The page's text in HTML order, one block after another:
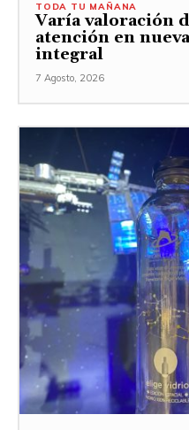
TODA TU MAÑANA
Varía valoración
atención en
integral
7 Agosto, 2026